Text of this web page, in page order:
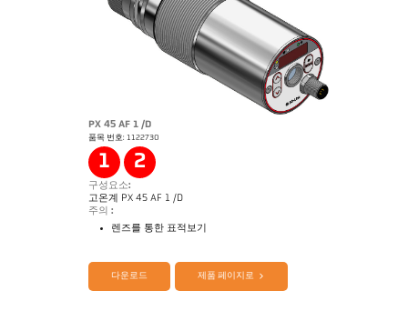
PX 45 AF 1 /D
품목 번호: 1122730
1 2
구성요소:
고온계 PX 45 AF 1 /D
주의 :
렌즈를 통한 표적보기
제품 카다로그 CellaTemp PX
다운로드 제품 페이지로